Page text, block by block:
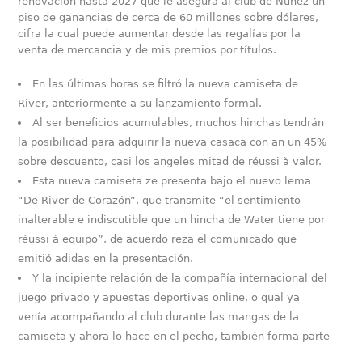
piso de ganancias de cerca de 60 millones sobre dólares,
cifra la cual puede aumentar desde las regalías por la
venta de mercancia y de mis premios por títulos.
En las últimas horas se filtró la nueva camiseta de
River, anteriormente a su lanzamiento formal.
Al ser beneficios acumulables, muchos hinchas tendrán
la posibilidad para adquirir la nueva casaca con an un 45%
sobre descuento, casi los angeles mitad de réussi à valor.
Esta nueva camiseta ze presenta bajo el nuevo lema
“De River de Corazón”, que transmite “el sentimiento
inalterable e indiscutible que un hincha de Water tiene por
réussi à equipo”, de acuerdo reza el comunicado que
emitió adidas en la presentación.
Y la incipiente relación de la compañía internacional del
juego privado y apuestas deportivas online, o qual ya
venía acompañando al club durante las mangas de la
camiseta y ahora lo hace en el pecho, también forma parte